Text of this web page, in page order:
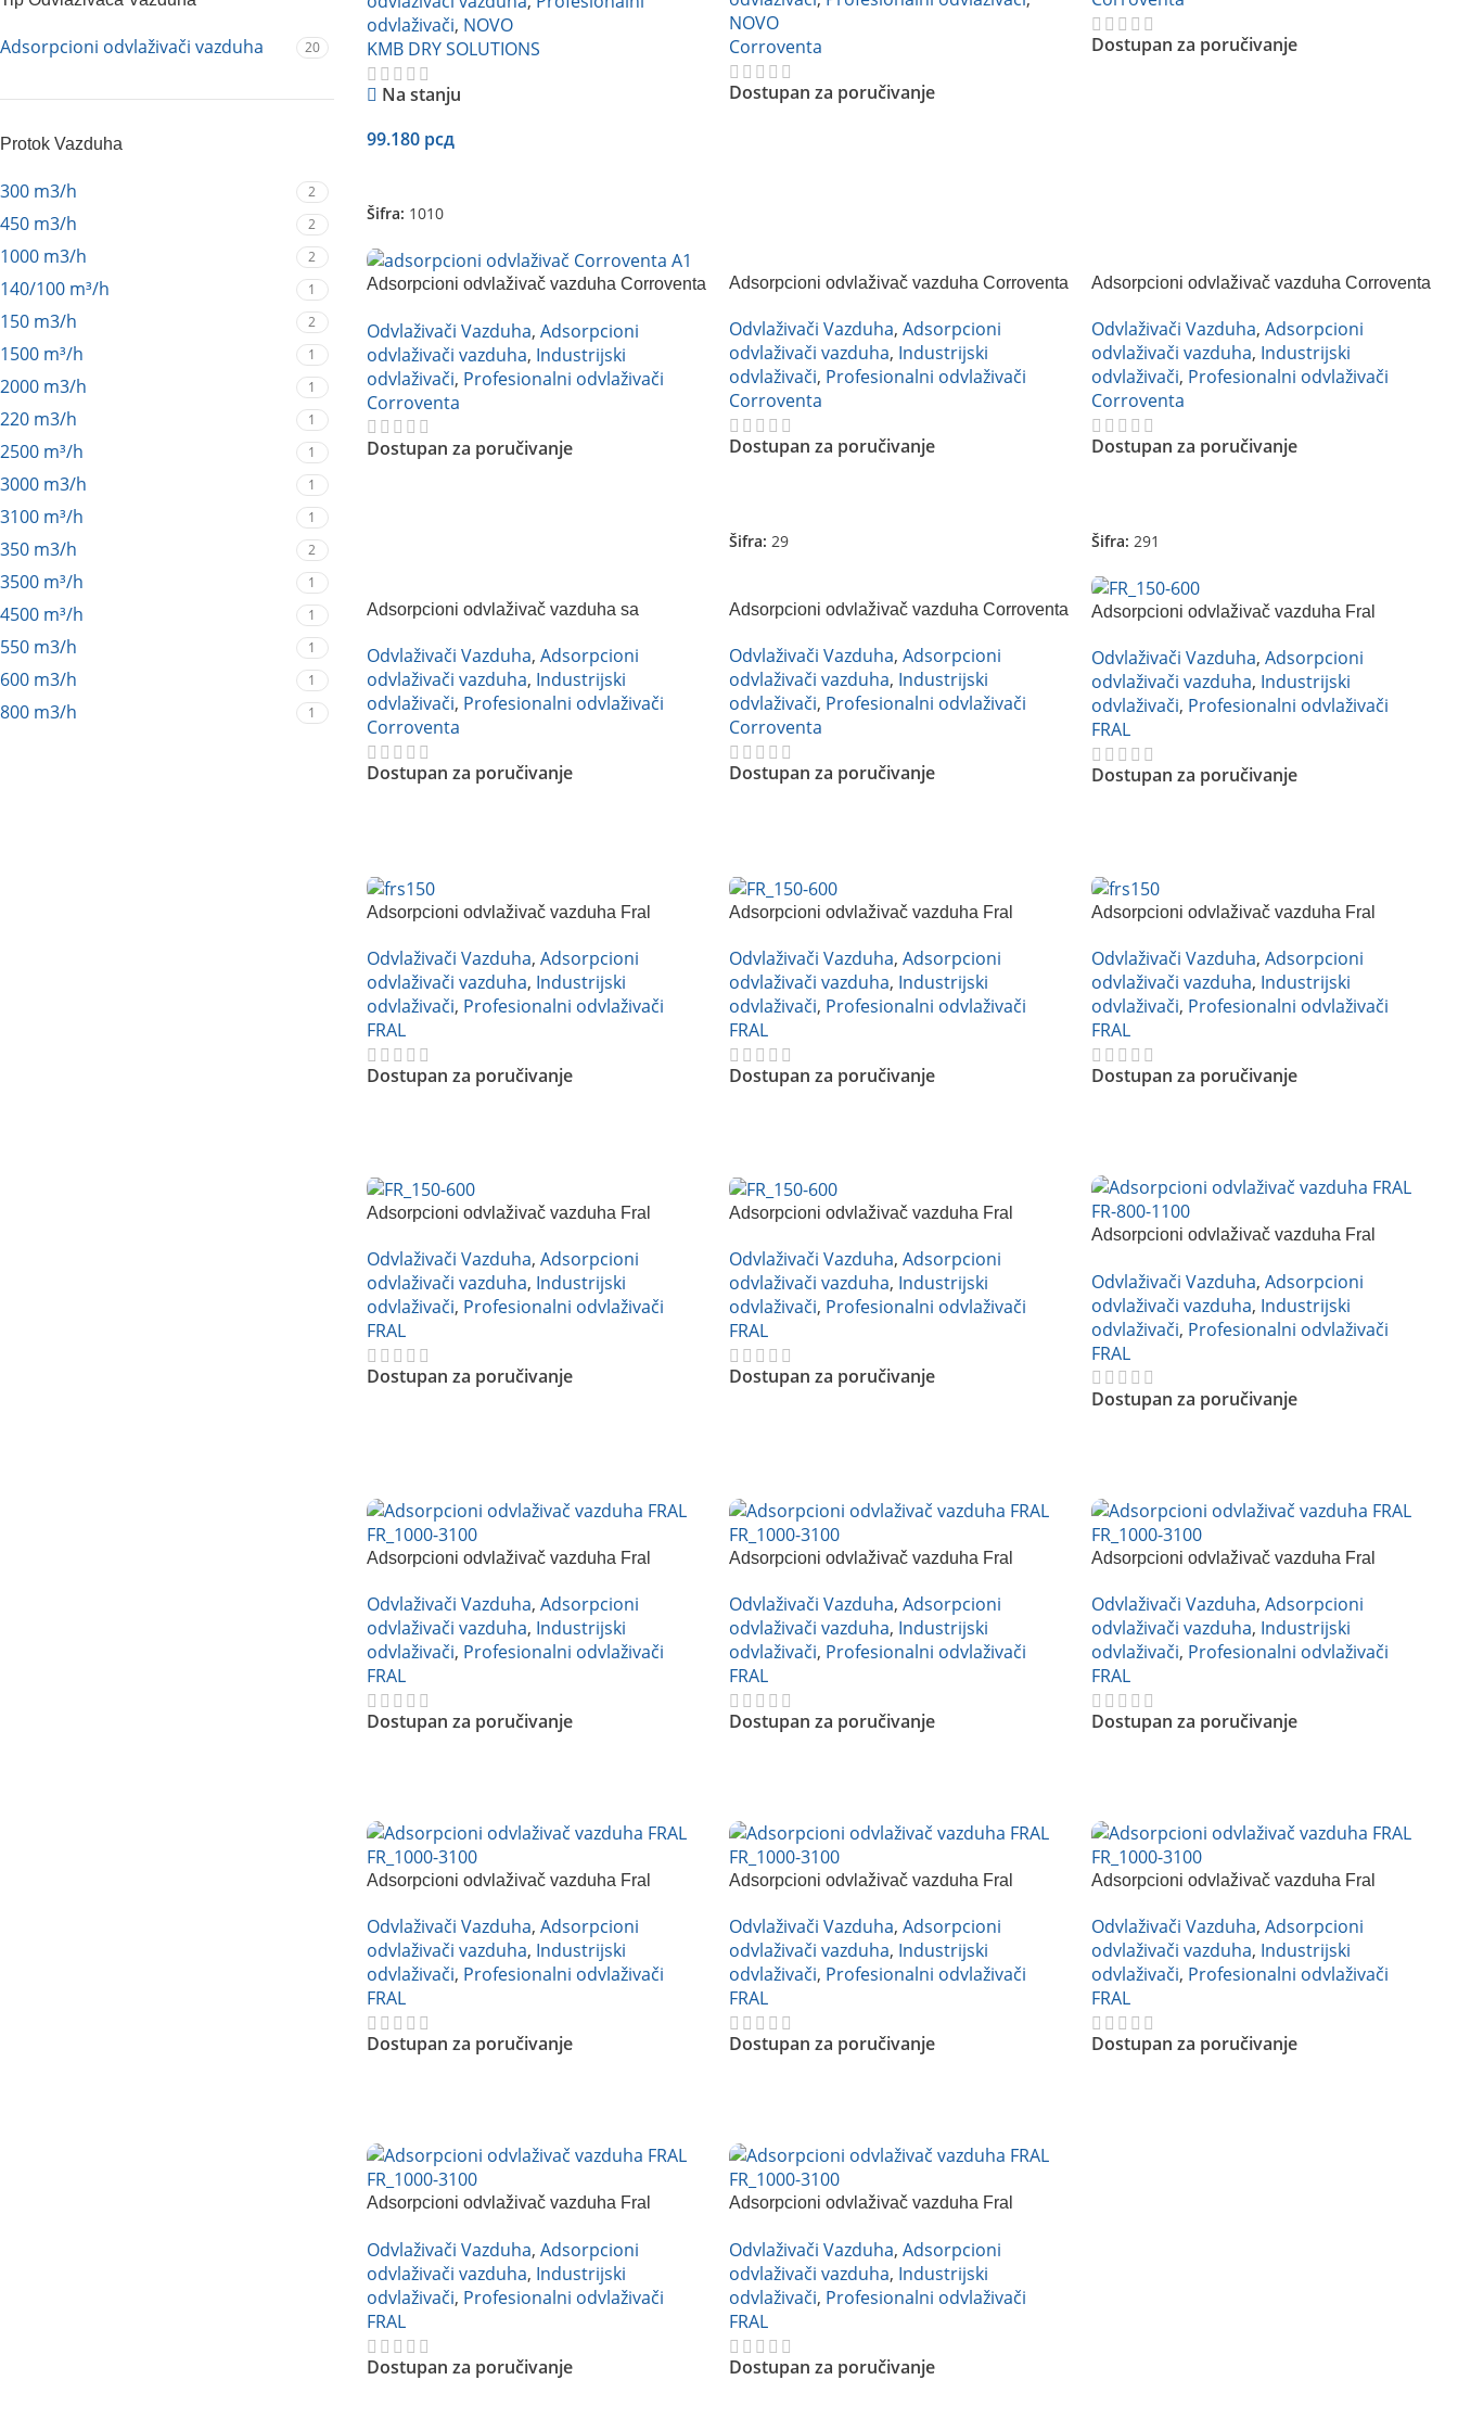
Adsorpcioni odvlaživači vazduha 20
Protok Vazduha
300 m3/h 2
450 m3/h 2
1000 m3/h 2
140/100 m³/h 1
150 m3/h 2
1500 m³/h 1
2000 m3/h 1
220 m3/h 1
2500 m³/h 1
3000 m3/h 1
3100 m³/h 1
350 m3/h 2
3500 m³/h 1
4500 m³/h 1
550 m3/h 1
600 m3/h 1
800 m3/h 1
odvlaživači, NOVO
KMB DRY SOLUTIONS
Na stanju
99.180 рсд
Šifra: 1010
NOVO
Corroventa
Dostupan za poručivanje
Dostupan za poručivanje
Adsorpcioni odvlaživač vazduha Corroventa
Odvlaživači Vazduha, Adsorpcioni
odvlaživači vazduha, Industrijski
odvlaživači, Profesionalni odvlaživači
Corroventa
Dostupan za poručivanje
Adsorpcioni odvlaživač vazduha Corroventa
Odvlaživači Vazduha, Adsorpcioni
odvlaživači vazduha, Industrijski
odvlaživači, Profesionalni odvlaživači
Corroventa
Dostupan za poručivanje
Šifra: 29
Adsorpcioni odvlaživač vazduha Corroventa
Odvlaživači Vazduha, Adsorpcioni
odvlaživači vazduha, Industrijski
odvlaživači, Profesionalni odvlaživači
Corroventa
Dostupan za poručivanje
Šifra: 291
Adsorpcioni odvlaživač vazduha sa
Odvlaživači Vazduha, Adsorpcioni
odvlaživači vazduha, Industrijski
odvlaživači, Profesionalni odvlaživači
Corroventa
Dostupan za poručivanje
Adsorpcioni odvlaživač vazduha Corroventa
Odvlaživači Vazduha, Adsorpcioni
odvlaživači vazduha, Industrijski
odvlaživači, Profesionalni odvlaživači
Corroventa
Dostupan za poručivanje
Adsorpcioni odvlaživač vazduha Fral
Odvlaživači Vazduha, Adsorpcioni
odvlaživači vazduha, Industrijski
odvlaživači, Profesionalni odvlaživači
FRAL
Dostupan za poručivanje
Adsorpcioni odvlaživač vazduha Fral
Odvlaživači Vazduha, Adsorpcioni
odvlaživači vazduha, Industrijski
odvlaživači, Profesionalni odvlaživači
FRAL
Dostupan za poručivanje
Adsorpcioni odvlaživač vazduha Fral
Odvlaživači Vazduha, Adsorpcioni
odvlaživači vazduha, Industrijski
odvlaživači, Profesionalni odvlaživači
FRAL
Dostupan za poručivanje
Adsorpcioni odvlaživač vazduha Fral
Odvlaživači Vazduha, Adsorpcioni
odvlaživači vazduha, Industrijski
odvlaživači, Profesionalni odvlaživači
FRAL
Dostupan za poručivanje
Adsorpcioni odvlaživač vazduha Fral
Odvlaživači Vazduha, Adsorpcioni
odvlaživači vazduha, Industrijski
odvlaživači, Profesionalni odvlaživači
FRAL
Dostupan za poručivanje
Adsorpcioni odvlaživač vazduha Fral
Odvlaživači Vazduha, Adsorpcioni
odvlaživači vazduha, Industrijski
odvlaživači, Profesionalni odvlaživači
FRAL
Dostupan za poručivanje
Adsorpcioni odvlaživač vazduha Fral
Odvlaživači Vazduha, Adsorpcioni
odvlaživači vazduha, Industrijski
odvlaživači, Profesionalni odvlaživači
FRAL
Dostupan za poručivanje
Adsorpcioni odvlaživač vazduha Fral
Odvlaživači Vazduha, Adsorpcioni
odvlaživači vazduha, Industrijski
odvlaživači, Profesionalni odvlaživači
FRAL
Dostupan za poručivanje
Adsorpcioni odvlaživač vazduha Fral
Odvlaživači Vazduha, Adsorpcioni
odvlaživači vazduha, Industrijski
odvlaživači, Profesionalni odvlaživači
FRAL
Dostupan za poručivanje
Adsorpcioni odvlaživač vazduha Fral
Odvlaživači Vazduha, Adsorpcioni
odvlaživači vazduha, Industrijski
odvlaživači, Profesionalni odvlaživači
FRAL
Dostupan za poručivanje
Adsorpcioni odvlaživač vazduha Fral
Odvlaživači Vazduha, Adsorpcioni
odvlaživači vazduha, Industrijski
odvlaživači, Profesionalni odvlaživači
FRAL
Dostupan za poručivanje
Adsorpcioni odvlaživač vazduha Fral
Odvlaživači Vazduha, Adsorpcioni
odvlaživači vazduha, Industrijski
odvlaživači, Profesionalni odvlaživači
FRAL
Dostupan za poručivanje
Adsorpcioni odvlaživač vazduha Fral
Odvlaživači Vazduha, Adsorpcioni
odvlaživači vazduha, Industrijski
odvlaživači, Profesionalni odvlaživači
FRAL
Dostupan za poručivanje
Adsorpcioni odvlaživač vazduha Fral
Odvlaživači Vazduha, Adsorpcioni
odvlaživači vazduha, Industrijski
odvlaživači, Profesionalni odvlaživači
FRAL
Dostupan za poručivanje
Adsorpcioni odvlaživač vazduha Fral
Odvlaživači Vazduha, Adsorpcioni
odvlaživači vazduha, Industrijski
odvlaživači, Profesionalni odvlaživači
FRAL
Dostupan za poručivanje